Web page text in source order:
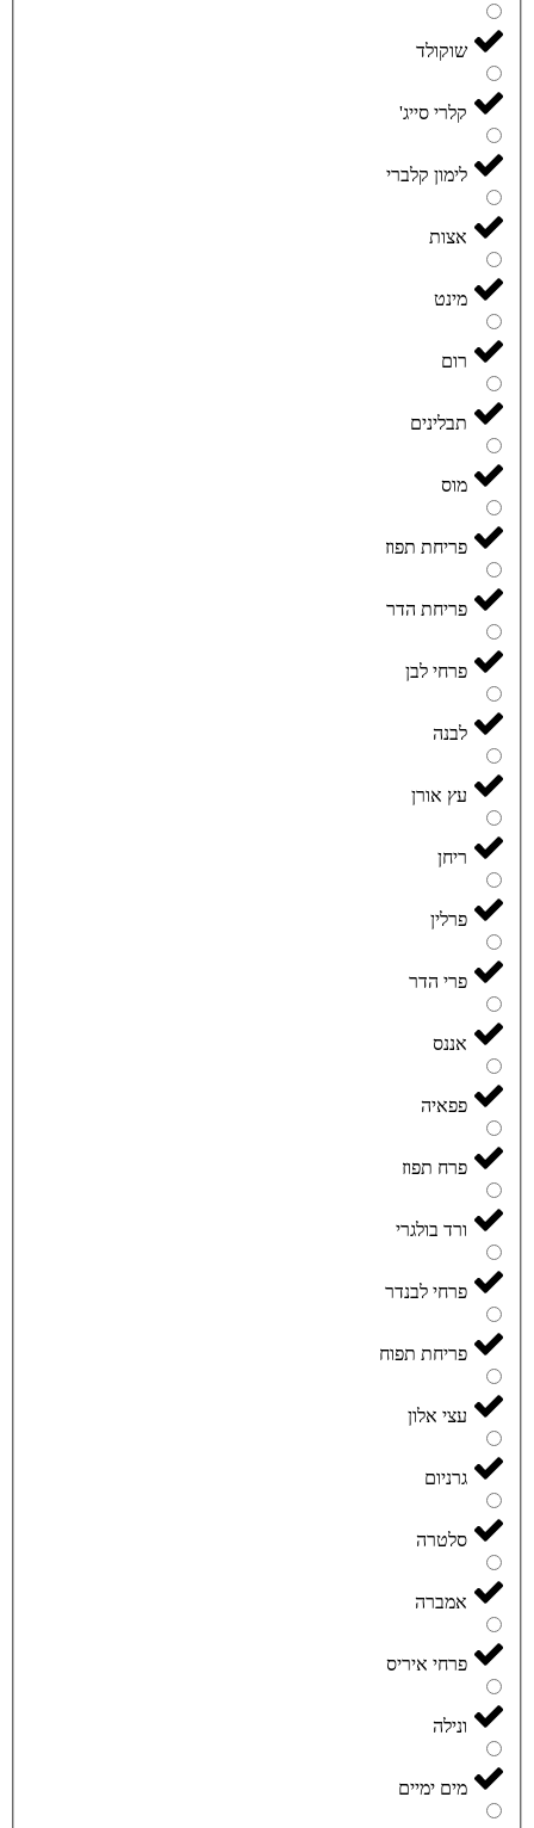
שוקולד
קלרי סייג'
לימון קלברי
אצות
מינט
רום
תבלינים
מוס
פריחת תפוז
פריחת הדר
פרחי לבן
לבנה
עץ אורן
ריחן
פרלין
פרי הדר
אננס
פפאיה
פרח תפוז
ורד בולגרי
פרחי לבנדר
פריחת תפוח
עצי אלון
גרניום
סלטרה
אמברה
פרחי איריס
ונילה
מים ימיים